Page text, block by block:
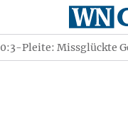
0:3-Pleite: Missglückte